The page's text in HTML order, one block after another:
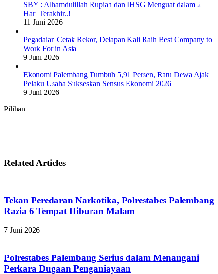
SBY : Alhamdulillah Rupiah dan IHSG Menguat dalam 2
Hari Terakhir..!
11 Juni 2026
Pegadaian Cetak Rekor, Delapan Kali Raih Best Company to
Work For in Asia
9 Juni 2026
Ekonomi Palembang Tumbuh 5,91 Persen, Ratu Dewa Ajak
Pelaku Usaha Sukseskan Sensus Ekonomi 2026
9 Juni 2026
Pilihan
Related Articles
Tekan Peredaran Narkotika, Polrestabes Palembang
Razia 6 Tempat Hiburan Malam
7 Juni 2026
Polrestabes Palembang Serius dalam Menangani
Perkara Dugaan Penganiayaan